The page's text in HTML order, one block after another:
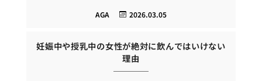
2026.03.05
AGA
妊娠中や授乳中の女性が絶対に飲んではいけない
理由